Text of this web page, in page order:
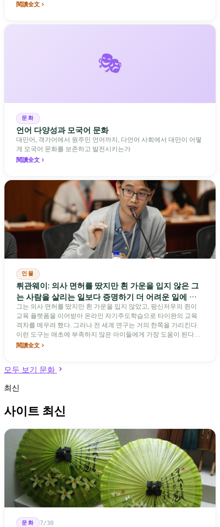
보를 본다. 그가 8년 대통령 임기 동안 구축한 '청렴' 이미지, 양안,
閱讀全文
🎭
문화
언어 다양성과 모국어 문화
대만어, 객가어에서 원주민 언어까지, 다언어 사회에서 대만이 어떻
게 모국어 문화를 보존하고 발전시키는가
閱讀全文
인물
뤼관웨이: 의사 면허를 땄지만 흰 가운을 입지 않은 그
는 사람을 살리는 일보다 증명하기 더 어려운 일에 걸
었다
그는 의사 면허를 땄지만 흰 가운을 입지 않았고, 팡신저우의 쥔이
교육 플랫폼을 이어받아 온라인 자기주도학습으로 타이완의 교육
격차를 메우려 했다. 그러나 전 세계 연구는 거의 한쪽을 가리킨다.
이런 도구는 애초에 부족하지 않은 아이들에게 가장 도움이 된다는
것이다. 12년이 지난 지금, 그가 건 일은 여전히 성공했다는 독립적
閱讀全文
모두 보기 문화
최신
사이트 최신
문화 7/30